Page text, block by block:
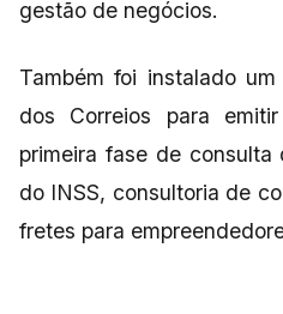
gestão de negócios.
Também foi instalado
dos Correios para
primeira fase de
do INSS, consultoria de
fretes para